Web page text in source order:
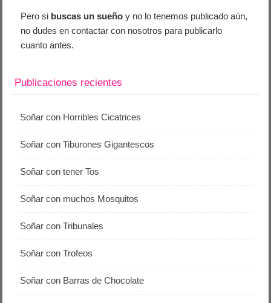
Pero si buscas un sueño y no lo tenemos publicado aún,
no dudes en contactar con nosotros para publicarlo
cuanto antes.
Publicaciones recientes
Soñar con Horribles Cicatrices
Soñar con Tiburones Gigantescos
Soñar con tener Tos
Soñar con muchos Mosquitos
Soñar con Tribunales
Soñar con Trofeos
Soñar con Barras de Chocolate